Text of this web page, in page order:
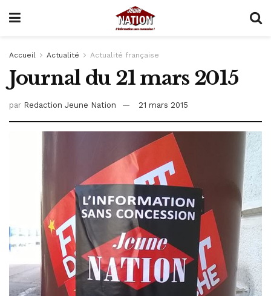
Accueil Actualité Actualité française
Journal du 21 mars 2015
par Redaction Jeune Nation 21 mars 2015